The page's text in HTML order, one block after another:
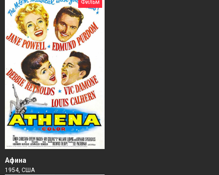
Фильм
Афина
1954, США